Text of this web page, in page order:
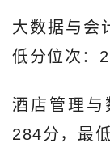
大数据与会
低分位次：
酒店管理与
284分，最